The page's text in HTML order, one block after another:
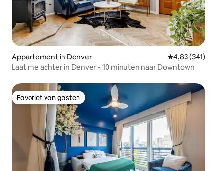
Appartement in Denver Gemiddelde
4,83 (341)
Laat me achter in Denver - 10 minuten naar Downtown
Favoriet van gasten
Favoriet van gasten